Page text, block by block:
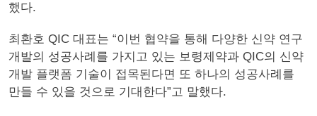
했다.
최환호 QIC 대표는 “이번 협약을 통해 다양한 신약 연구
개발의 성공사례를 가지고 있는 보령제약과 QIC의 신약
개발 플랫폼 기술이 접목된다면 또 하나의 성공사례를
만들 수 있을 것으로 기대한다”고 말했다.